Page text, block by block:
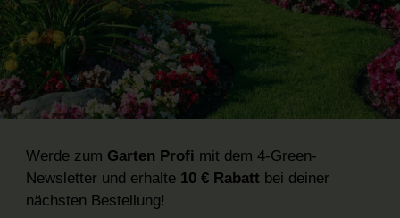
Werde zum Garten Profi mit dem 4-Green-
Newsletter und erhalte 10 € Rabatt bei deiner
nächsten Bestellung!